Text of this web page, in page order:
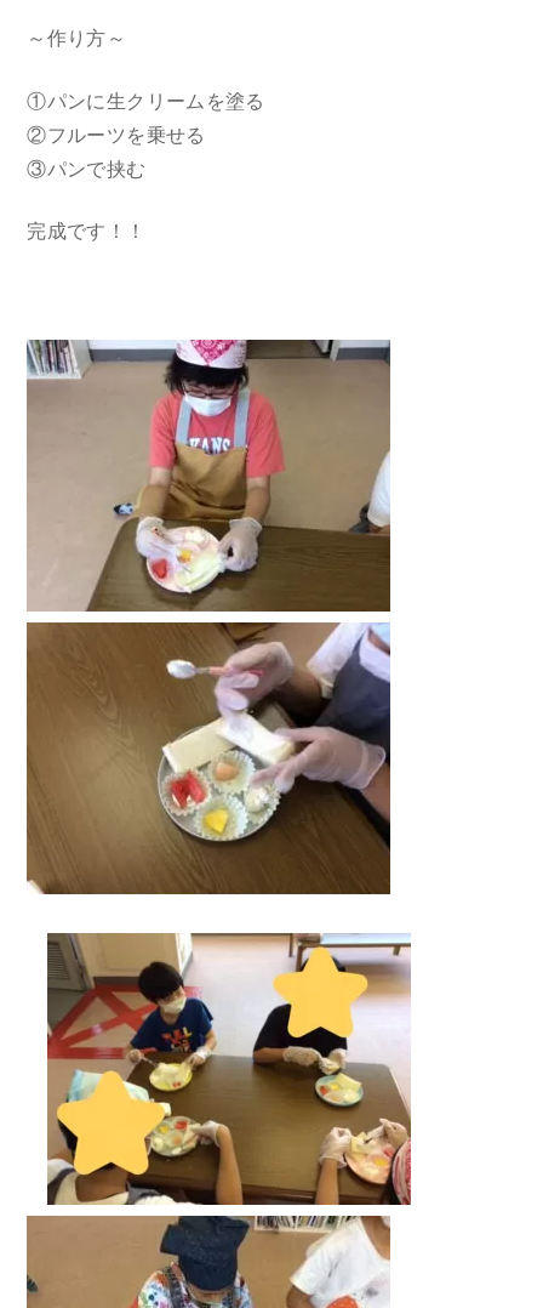
～作り方～
①パンに生クリームを塗る
②フルーツを乗せる
③パンで挟む
完成です！！